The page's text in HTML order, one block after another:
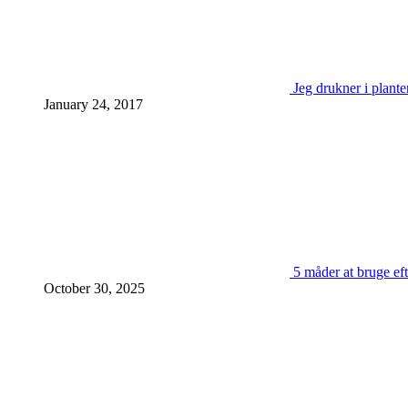
Jeg drukner i
January 24, 2017
5 måder at bruge
October 30, 2025